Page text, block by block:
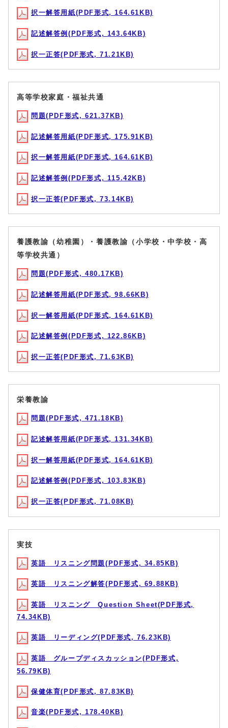
択一解答用紙(PDF形式, 164.61KB)
記述解答例(PDF形式, 143.64KB)
択一正答(PDF形式, 71.21KB)
高等学校家庭・福祉共通
問題(PDF形式, 621.37KB)
記述解答用紙(PDF形式, 175.91KB)
択一解答用紙(PDF形式, 164.61KB)
記述解答例(PDF形式, 115.42KB)
択一正答(PDF形式, 73.14KB)
養護教諭（幼稚園）・養護教諭（小学校・中学校・高
等学校共通）
問題(PDF形式, 480.17KB)
記述解答用紙(PDF形式, 98.66KB)
択一解答用紙(PDF形式, 164.61KB)
記述解答例(PDF形式, 122.86KB)
択一正答(PDF形式, 71.63KB)
栄養教諭
問題(PDF形式, 471.18KB)
記述解答用紙(PDF形式, 131.34KB)
択一解答用紙(PDF形式, 164.61KB)
記述解答例(PDF形式, 103.83KB)
択一正答(PDF形式, 71.08KB)
実技
英語 リスニング問題(PDF形式, 34.85KB)
英語 リスニング解答(PDF形式, 69.88KB)
英語 リスニング Question Sheet(PDF形式,
74.34KB)
英語 リーディング(PDF形式, 76.23KB)
英語 グループディスカッション(PDF形式,
56.79KB)
保健体育(PDF形式, 87.83KB)
音楽(PDF形式, 178.40KB)